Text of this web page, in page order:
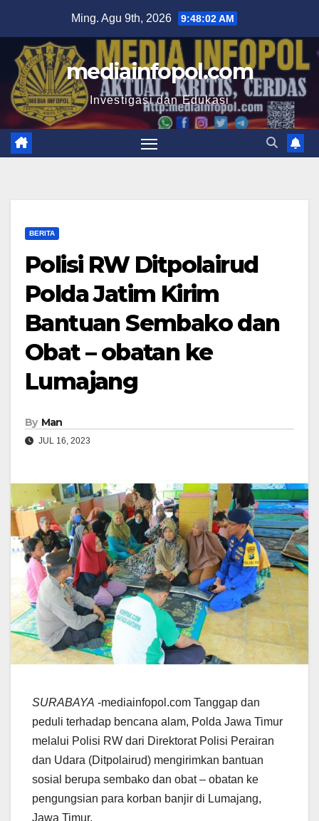
content
Ming. Agu 9th, 2026 9:48:03 AM
mediainfopol.com
Investigasi dan Edukasi
BERITA
Polisi RW Ditpolairud
Polda Jatim Kirim
Bantuan Sembako dan
Obat – obatan ke
Lumajang
By Man
JUL 16, 2023
SURABAYA -mediainfopol.com Tanggap dan
peduli terhadap bencana alam, Polda Jawa Timur
melalui Polisi RW dari Direktorat Polisi Perairan
dan Udara (Ditpolairud) mengirimkan bantuan
sosial berupa sembako dan obat – obatan ke
pengungsian para korban banjir di Lumajang,
Jawa Timur.